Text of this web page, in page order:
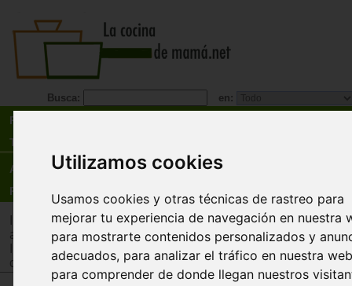
Utilizamos cookies
Usamos cookies y otras técnicas de rastreo para
mejorar tu experiencia de navegación en nuestra
para mostrarte contenidos personalizados y
adecuados, para analizar el tráfico en nuestra
para comprender de donde llegan nuestros
Busca: en:
Recetas
Tienda
Actualidad
Registro
>Tienda>Juguetes infantiles>Juguetes por edad>
años
>Tienda > Juguetes infantiles > Juguetes por tipo
construcción